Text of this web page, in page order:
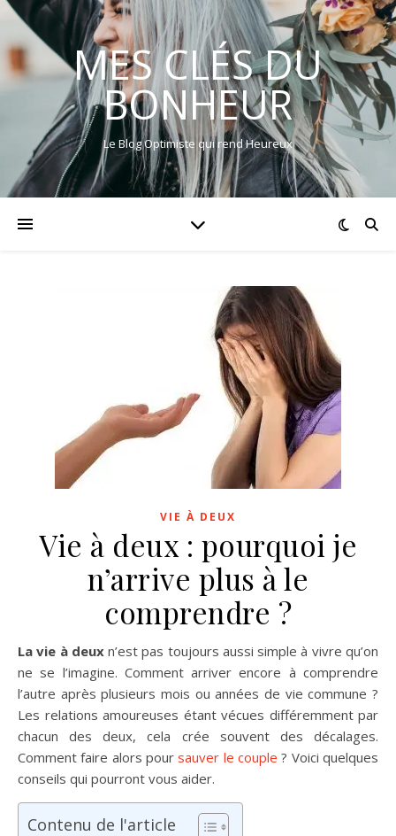
MES CLÉS DU
BONHEUR
Le Blog Optimiste qui rend Heureux
VIE À DEUX
Vie à deux : pourquoi je
n’arrive plus à le
comprendre ?
La vie à deuxn’est pas toujours aussi simple à vivre qu’on
ne se l’imagine. Comment arriver encore à comprendre
l’autre après plusieurs mois ou années de vie commune ?
Les relations amoureuses étant vécues différemment par
chacun des deux, cela crée souvent des décalages.
Comment faire alors poursauver le couple ? Voici quelques
conseils qui pourront vous aider.
Contenu de l'article